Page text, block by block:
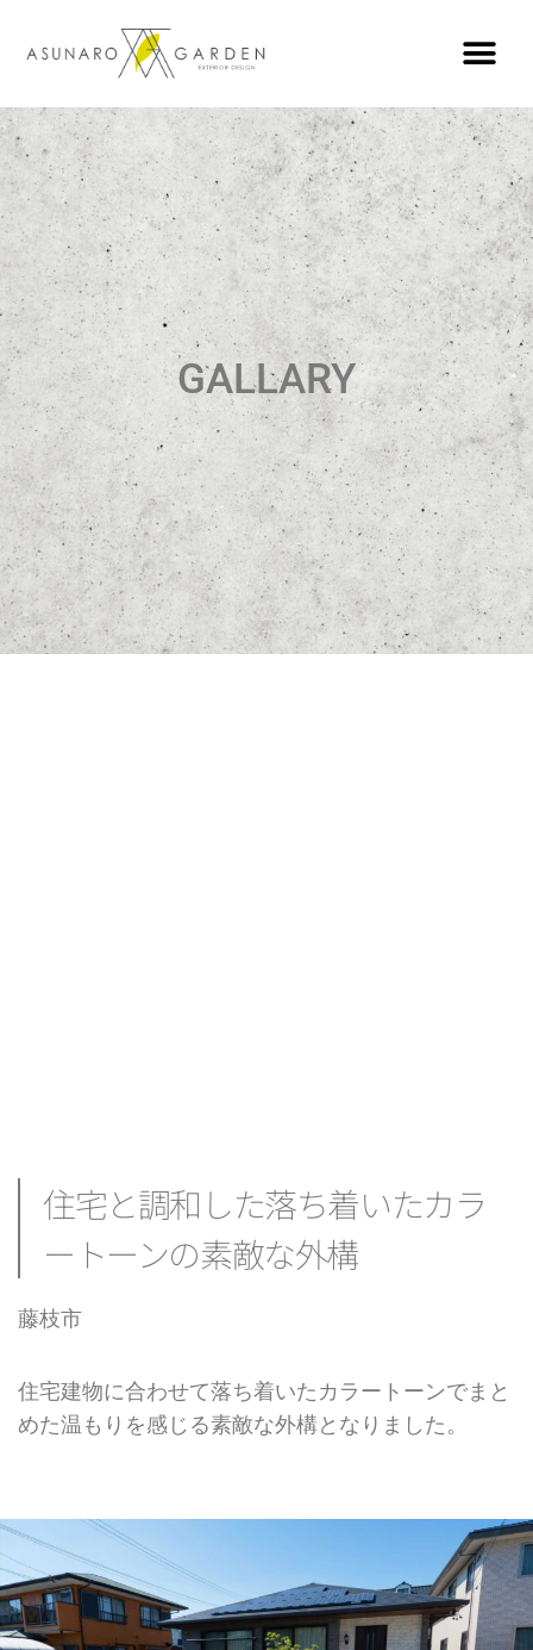
GALLARY
住宅と調和した落ち着いたカラ
ートーンの素敵な外構
藤枝市
住宅建物に合わせて落ち着いたカラートーンでまと
めた温もりを感じる素敵な外構となりました。